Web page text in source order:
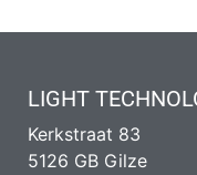
LIGHT
Kerkstraat 83
5126 GB Gilze